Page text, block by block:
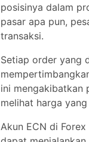
Setiap order yang
penawaran harga
dari apa yang
Akun ECN di Forex
menjalankan
dengan indikator